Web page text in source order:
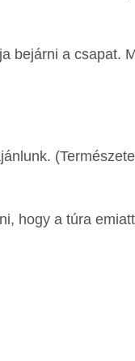
bejárni a csapat.
hogy a túra